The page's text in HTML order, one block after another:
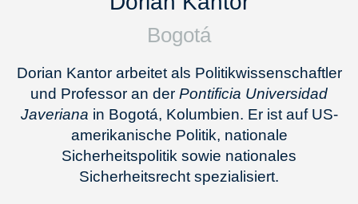
Bogotá
Dorian Kantor arbeitet als Politikwissenschaftler
und Professor an der Pontificia Universidad
Javeriana in Bogotá, Kolumbien. Er ist auf US-
amerikanische Politik, nationale
Sicherheitspolitik sowie nationales
Sicherheitsrecht spezialisiert.